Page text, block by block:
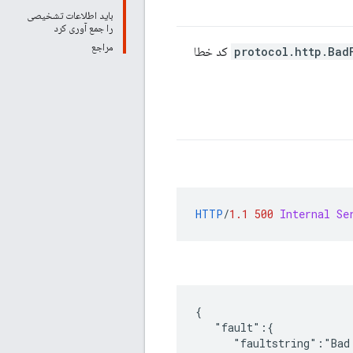
باید اطلاعات تشخیصی
را جمع آوری کرد
مراجع
کد خطا
HTTP/1.1 500 Internal
{
   "fault":{